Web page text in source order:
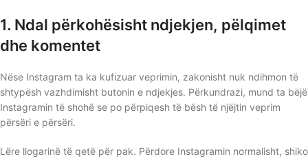
1. Ndal përkohësisht ndjekjen, pëlqimet
dhe komentet
Nëse Instagram ta ka kufizuar veprimin, zakonisht nuk ndihmon të
shtypësh vazhdimisht butonin e ndjekjes. Përkundrazi, mund ta bëjë
Instagramin të shohë se po përpiqesh të bësh të njëjtin veprim
përsëri e përsëri.
Lëre llogarinë të qetë për pak. Përdore Instagramin normalisht, shiko